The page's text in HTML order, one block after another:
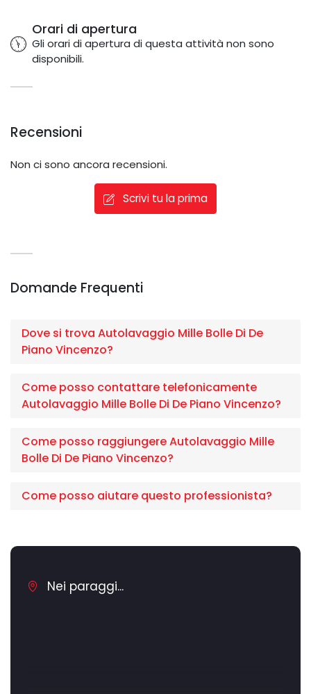
Orari di apertura
Gli orari di apertura di questa attività non sono
disponibili.
Recensioni
Non ci sono ancora recensioni.
Scrivi tu la prima
Domande Frequenti
Dove si trova Autolavaggio Mille Bolle Di De
Piano Vincenzo?
Come posso contattare telefonicamente
Autolavaggio Mille Bolle Di De Piano Vincenzo?
Come posso raggiungere Autolavaggio Mille
Bolle Di De Piano Vincenzo?
Come posso aiutare questo professionista?
Nei paraggi...